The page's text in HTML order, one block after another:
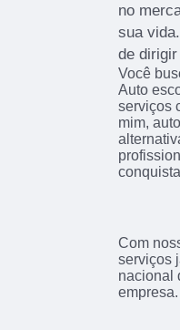
no
sua
de
Você
Auto
serviços
mim,
Com
serviços
nacional